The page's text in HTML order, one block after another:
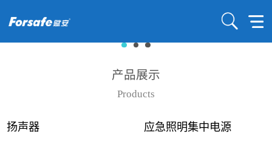
产品展示
Products
扬声器 应急照明集中电源